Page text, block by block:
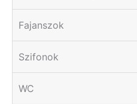
Fajanszok
Szifonok
WC